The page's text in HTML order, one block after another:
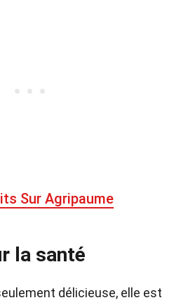
Sur Agripaume
la santé
délicieuse, elle est